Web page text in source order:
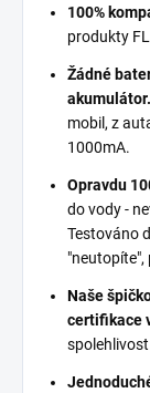
100%
produkty
Žádné
akumulátor.
mobil, z
1000mA.
Opravdu
do vody -
Testováno
"neutopíte",
Naše
certifikace